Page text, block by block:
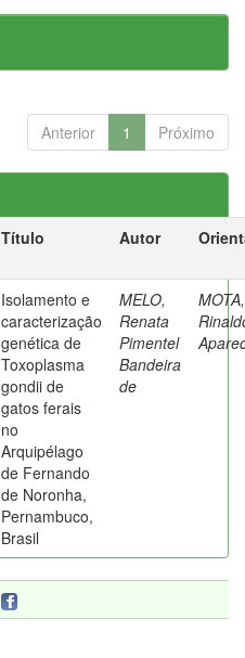
Anterior 1 Próximo
Título Autor
Isolamento e
caracterização
genética de
Toxoplasma
gondii de
gatos ferais
no
Arquipélago
de Fernando
de Noronha,
Pernambuco,
Brasil
MELO,
Renata
Pimentel
Bandeira
de
MOTA,